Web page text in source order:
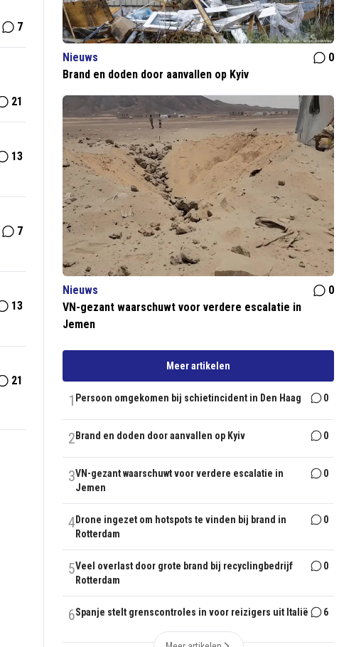
7
21
13
7
13
21
Nieuws
0
Brand en doden door aanvallen op Kyiv
Nieuws
0
VN-gezant waarschuwt voor verdere escalatie in
Jemen
Meer artikelen
1 Persoon omgekomen bij schietincident in Den Haag 0
2 Brand en doden door aanvallen op Kyiv 0
3VN-gezant waarschuwt voor verdere escalatie in
Jemen
0
4Drone ingezet om hotspots te vinden bij brand in
Rotterdam
0
5Veel overlast door grote brand bij recyclingbedrijf
Rotterdam
0
6Spanje stelt grenscontroles in voor reizigers uit Italië 6